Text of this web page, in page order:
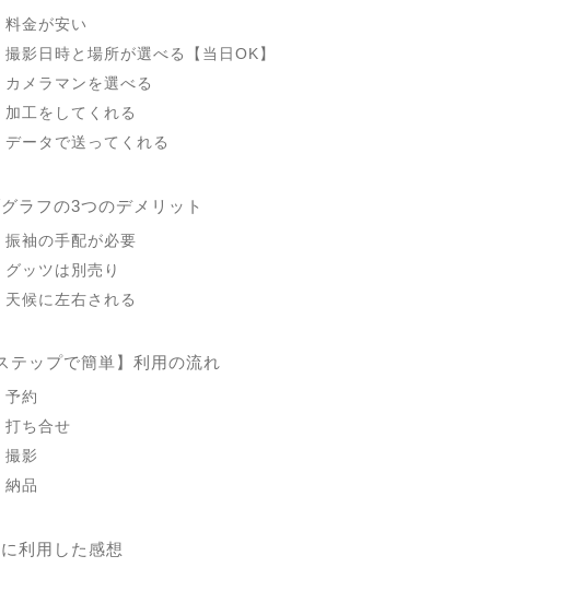
料金が安い
撮影日時と場所が選べる【当日OK】
カメラマンを選べる
加工をしてくれる
データで送ってくれる
ラフの3つのデメリット
振袖の手配が必要
グッツは別売り
天候に左右される
テップで簡単】利用の流れ
予約
打ち合せ
撮影
納品
利用した感想